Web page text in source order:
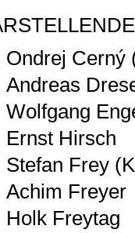
Ondrej Cerný
Andreas
Wolfgang
Ernst Hirsch
Stefan Frey
Achim Freyer
Holk Freytag